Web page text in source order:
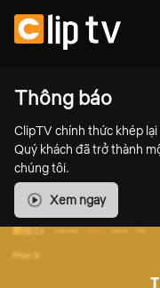
Thông báo
ClipTV chính thức khép
Quý khách đã trở thành
chúng tôi.
Xem ngay